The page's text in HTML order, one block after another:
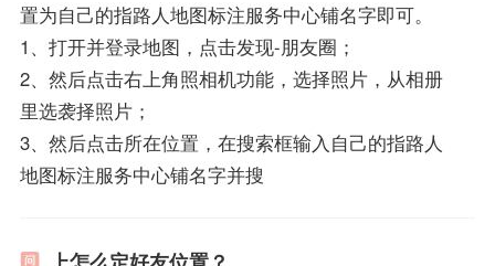
置为自己的指路人地图标注服务中心铺名字即可。
1、打开并登录地图，点击发现-朋友圈；
2、然后点击右上角照相机功能，选择照片，从相册
里选袭择照片；
3、然后点击所在位置，在搜索框输入自己的指路人
地图标注服务中心铺名字并搜